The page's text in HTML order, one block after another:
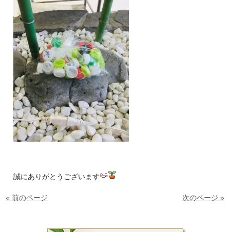
誠にありがとうございます
« 前のページ 次のページ »